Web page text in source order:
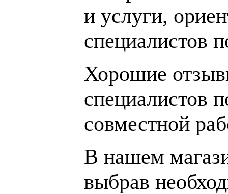
и услуги,
специалистов
Хорошие
специалистов
совместной
В нашем
выбрав